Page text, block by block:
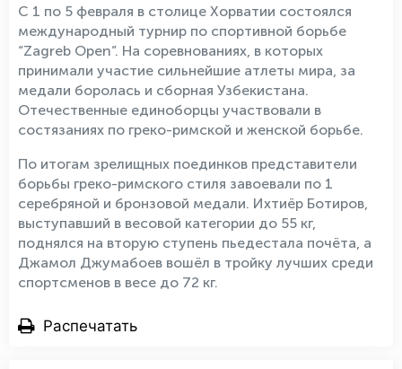
С 1 по 5 февраля в столице Хорватии состоялся
международный турнир по спортивной борьбе
“Zagreb Open”. На соревнованиях, в которых
принимали участие сильнейшие атлеты мира, за
медали боролась и сборная Узбекистана.
Отечественные единоборцы участвовали в
состязаниях по греко-римской и женской борьбе.
По итогам зрелищных поединков представители
борьбы греко-римского стиля завоевали по 1
серебряной и бронзовой медали. Ихтиёр Ботиров,
выступавший в весовой категории до 55 кг,
поднялся на вторую ступень пьедестала почёта, а
Джамол Джумабоев вошёл в тройку лучших среди
спортсменов в весе до 72 кг.
Распечатать